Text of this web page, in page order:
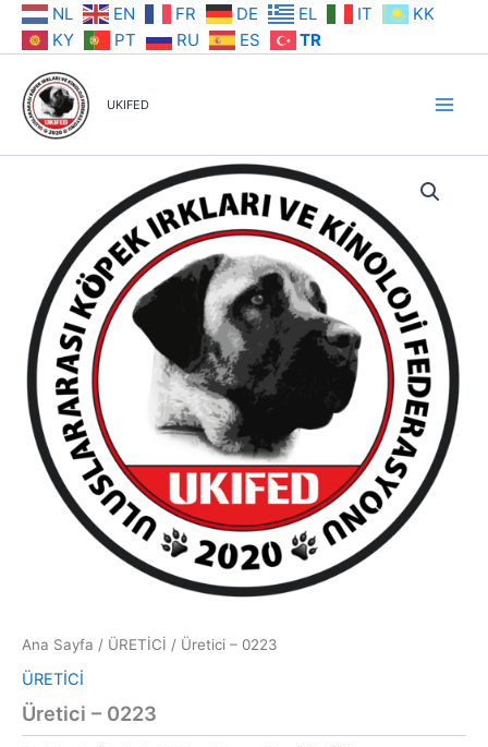
İçeriğe NL EN FR DE EL IT
KK
KY
PT RU ES TR
UKIFED
Ana Sayfa / ÜRETİCİ / Üretici – 0223
ÜRETİCİ
Üretici – 0223